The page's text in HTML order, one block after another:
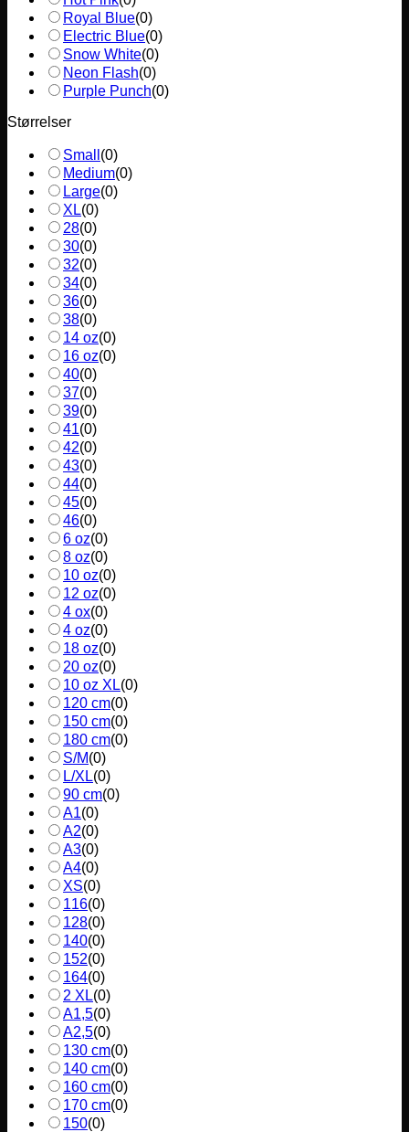
Royal Blue(0)
Electric Blue(0)
Snow White(0)
Neon Flash(0)
Purple Punch(0)
Størrelser
Small (0)
Medium(0)
Large(0)
XL(0)
28(0)
30(0)
32(0)
34(0)
36(0)
38(0)
14 oz(0)
16 oz(0)
40(0)
37(0)
39(0)
41(0)
42(0)
43(0)
44(0)
45(0)
46(0)
6 oz(0)
8 oz(0)
10 oz(0)
12 oz(0)
4 ox(0)
4 oz(0)
18 oz(0)
20 oz(0)
10 oz XL(0)
120 cm(0)
150 cm(0)
180 cm(0)
S/M(0)
L/XL(0)
90 cm(0)
A1(0)
A2(0)
A3(0)
A4(0)
XS(0)
116(0)
128(0)
140(0)
152(0)
164(0)
2 XL(0)
A1,5(0)
A2,5(0)
130 cm(0)
140 cm(0)
160 cm(0)
170 cm(0)
150(0)